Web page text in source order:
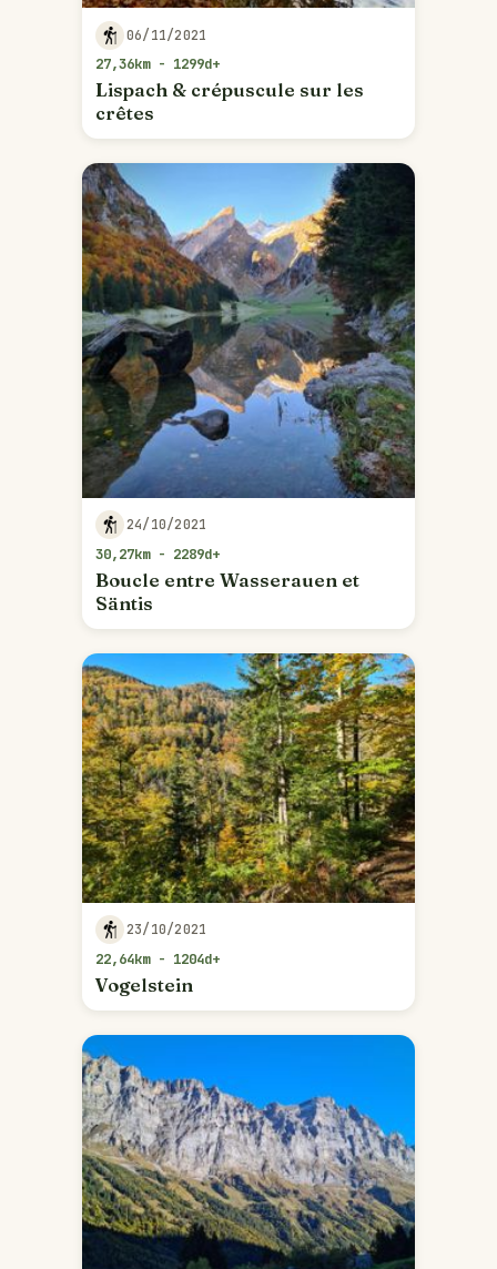
06/11/2021
27,36km - 1299d+
Lispach & crépuscule sur les
crêtes
24/10/2021
30,27km - 2289d+
Boucle entre Wasserauen et
Säntis
23/10/2021
22,64km - 1204d+
Vogelstein